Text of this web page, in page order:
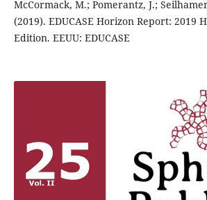
McCormack, M.; Pomerantz, J.;
(2019). EDUCASE Horizon Report: 2019
Edition. EEUU: EDUCASE